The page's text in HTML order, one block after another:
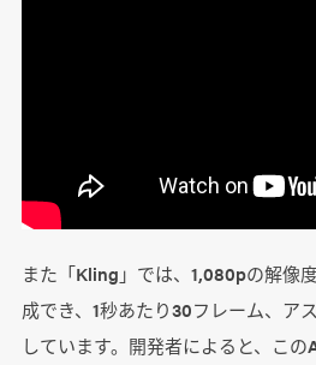
また「Kling」では、1,080pの解像
成でき、1秒あたり30フレーム、ア
しています。開発者によると、こ